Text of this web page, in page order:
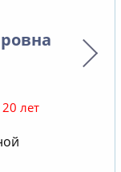
лет